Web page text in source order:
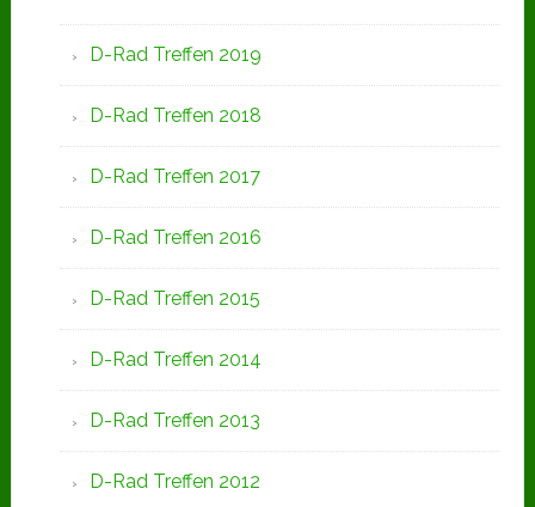
D-Rad Treffen 2019
D-Rad Treffen 2018
D-Rad Treffen 2017
D-Rad Treffen 2016
D-Rad Treffen 2015
D-Rad Treffen 2014
D-Rad Treffen 2013
D-Rad Treffen 2012